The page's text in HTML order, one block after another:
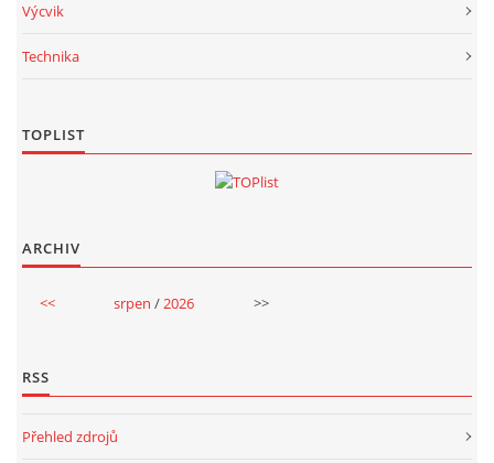
Výcvik
Technika
TOPLIST
ARCHIV
<< srpen /2026 >>
RSS
Přehled zdrojů